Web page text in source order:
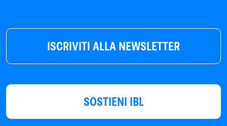
ISCRIVITI ALLA NEWSLETTER
SOSTIENI IBL